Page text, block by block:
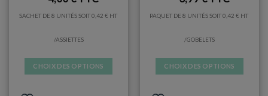
SACHET DE 8 UNITÉS SOIT 0,42 €
/ASSIETTES
CHOIX DES OPTIONS
PAQUET DE 8 UNITÉS SOIT0,42 €
/GOBELETS
CHOIX DES OPTIONS